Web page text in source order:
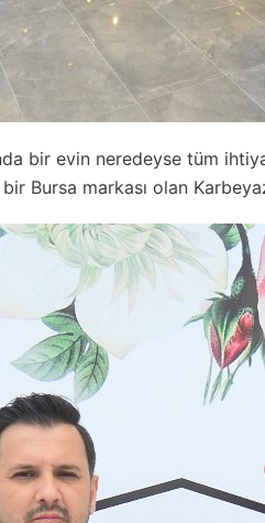
bir evin neredeyse tüm
Bursa markası olan